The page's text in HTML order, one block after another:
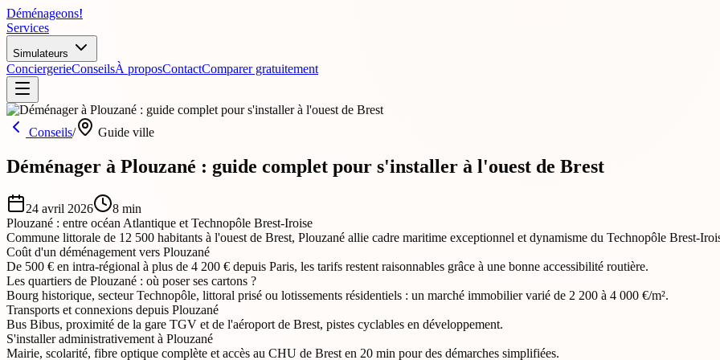
Déménageons!
Services
Simulateurs
ConciergerieConseilsÀ proposContactComparer gratuitement
Conseils/ Guide ville
Déménager à Plouzané : guide complet pour s'installer à l'ouest de Brest
24 avril 2026 8 min
Plouzané : entre océan Atlantique et Technopôle Brest-Iroise
Commune littorale de 12 500 habitants à l'ouest de Brest, Plouzané allie cadre maritime exceptionnel et dynamisme du Technopôle Brest-
Coût d'un déménagement vers Plouzané
De 500 € en intra-régional à plus de 4 200 € depuis Paris, les tarifs restent raisonnables grâce à une bonne accessibilité routière.
Les quartiers de Plouzané : où poser ses cartons ?
Bourg historique, secteur Technopôle, littoral prisé ou lotissements résidentiels : un marché immobilier varié de 2 200 à 4 000 €/m².
Transports et connexions depuis Plouzané
Bus Bibus, proximité de la gare TGV et de l'aéroport de Brest, pistes cyclables en développement.
S'installer administrativement à Plouzané
Mairie, scolarité, fibre optique complète et accès au CHU de Brest en 20 min pour des démarches simplifiées.